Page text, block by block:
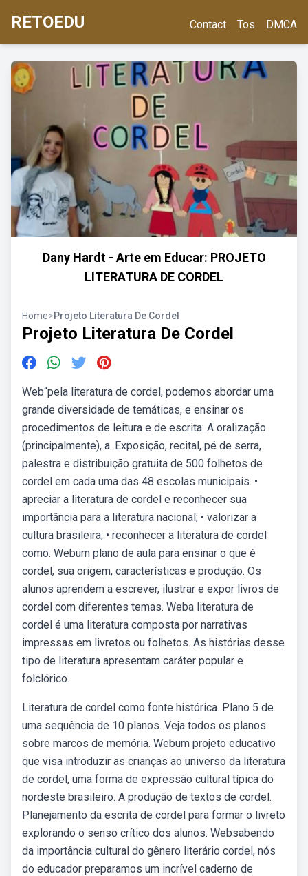
RETOEDU Contact Tos DMCA
Dany Hardt - Arte em Educar: PROJETO
LITERATURA DE CORDEL
Home>Projeto Literatura De Cordel
Projeto Literatura De Cordel
Web“pela literatura de cordel, podemos abordar uma
grande diversidade de temáticas, e ensinar os
procedimentos de leitura e de escrita: A oralização
(principalmente), a. Exposição, recital, pé de serra,
palestra e distribuição gratuita de 500 folhetos de
cordel em cada uma das 48 escolas municipais. •
apreciar a literatura de cordel e reconhecer sua
importância para a literatura nacional; • valorizar a
cultura brasileira; • reconhecer a literatura de cordel
como. Webum plano de aula para ensinar o que é
cordel, sua origem, características e produção. Os
alunos aprendem a escrever, ilustrar e expor livros de
cordel com diferentes temas. Weba literatura de
cordel é uma literatura composta por narrativas
impressas em livretos ou folhetos. As histórias desse
tipo de literatura apresentam caráter popular e
folclórico.
Literatura de cordel como fonte histórica. Plano 5 de
uma sequência de 10 planos. Veja todos os planos
sobre marcos de memória. Webum projeto educativo
que visa introduzir as crianças ao universo da literatura
de cordel, uma forma de expressão cultural típica do
nordeste brasileiro. A produção de textos de cordel.
Planejamento da escrita de cordel para formar o livreto
explorando o senso crítico dos alunos. Websabendo
da importância cultural do gênero literário cordel, nós
do educador preparamos um incrível caderno de